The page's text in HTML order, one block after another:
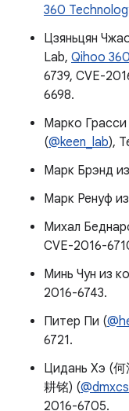
360
Цзяньцян
Lab, Qihoo
6739, CVE-
6698.
Марко Грасси
(@keen_lab),
Марк Брэнд
Марк Ренуф
Михал
CVE-2016-
Минь Чун из
2016-6743.
Питер Пи (
6721.
Цидань Хэ (何
耕铭) (
2016-6705.